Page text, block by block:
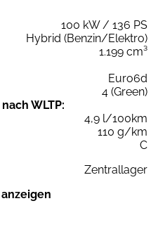
100 kW / 136 PS
Hybrid (Benzin/Elektro)
1.199 cm³
Euro6d
4 (Green)
WLTP:
4,9 l/100km
110 g/km
C
Zentrallager